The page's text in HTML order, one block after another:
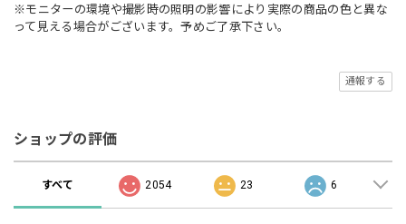
※モニターの環境や撮影時の照明の影響により実際の商品の色と異な
って見える場合がございます。予めご了承下さい。
通報する
ショップの評価
すべて 2054 23 6